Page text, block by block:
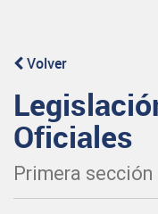
Volver
Oficiales
Primera sección